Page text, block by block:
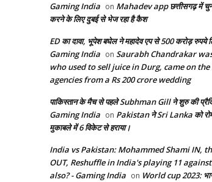
Gaming India on Mahadev app छत्तीसगढ़ में
करने के लिए दुबई से भेज रहा है कैश
ED का दावा, भूपेश बघेल ने महादेव एप से 500 करोड़ रुपये
Gaming India on Saurabh Chandrakar
who used to sell juice in Durg, came on
agencies from a Rs 200 crore wedding
पाकिस्तान के मैच से पहले Subhman Gill ने शुरु की
Gaming India on Pakistan ने Sri Lanka को
मुकाबले में 6 विकेट से हराया।
India vs Pakistan: Mohammed Shami IN,
OUT, Reshuffle in India's playing 11
also? - Gaming India on World cup 2023: